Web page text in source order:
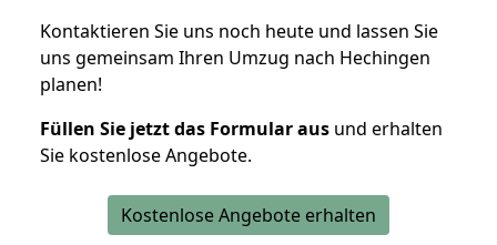
Kontaktieren Sie uns noch heute und lassen Sie
uns gemeinsam Ihren Umzug nach Hechingen
planen!
Füllen Sie jetzt das Formular aus und erhalten
Sie kostenlose Angebote.
Kostenlose Angebote erhalten